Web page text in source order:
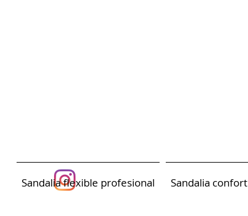
Sandalia flexible profesional Sandalia confort